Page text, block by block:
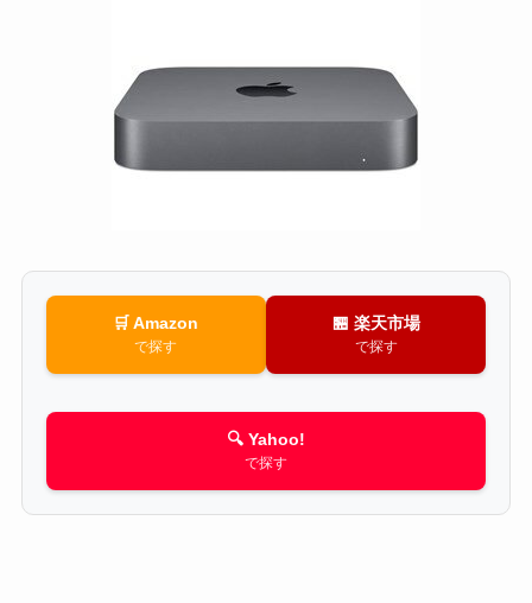
🛒 Amazon
で探す
🏪 楽天市場
で探す
🔍 Yahoo!
で探す